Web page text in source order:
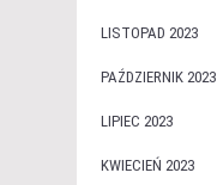
LISTOPAD 2023
PAŹDZIERNIK 2023
LIPIEC 2023
KWIECIEŃ 2023